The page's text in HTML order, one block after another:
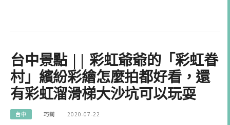
台中景點 || 彩虹爺爺的「彩虹眷
村」繽紛彩繪怎麼拍都好看，還
有彩虹溜滑梯大沙坑可以玩耍
台中 巧莉 2020-07-22